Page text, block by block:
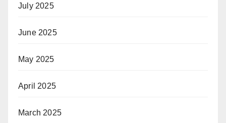
July 2025
June 2025
May 2025
April 2025
March 2025